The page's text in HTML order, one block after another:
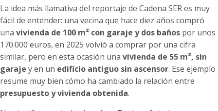
La idea más llamativa del reportaje de Cadena SER es muy
fácil de entender: una vecina que hace diez años compró
una vivienda de 100 m² con garaje y dos baños por unos
170.000 euros, en 2025 volvió a comprar por una cifra
similar, pero en esta ocasión una vivienda de 55 m², sin
garaje y en un edificio antiguo sin ascensor. Ese ejemplo
resume muy bien cómo ha cambiado la relación entre
presupuesto y vivienda obtenida.